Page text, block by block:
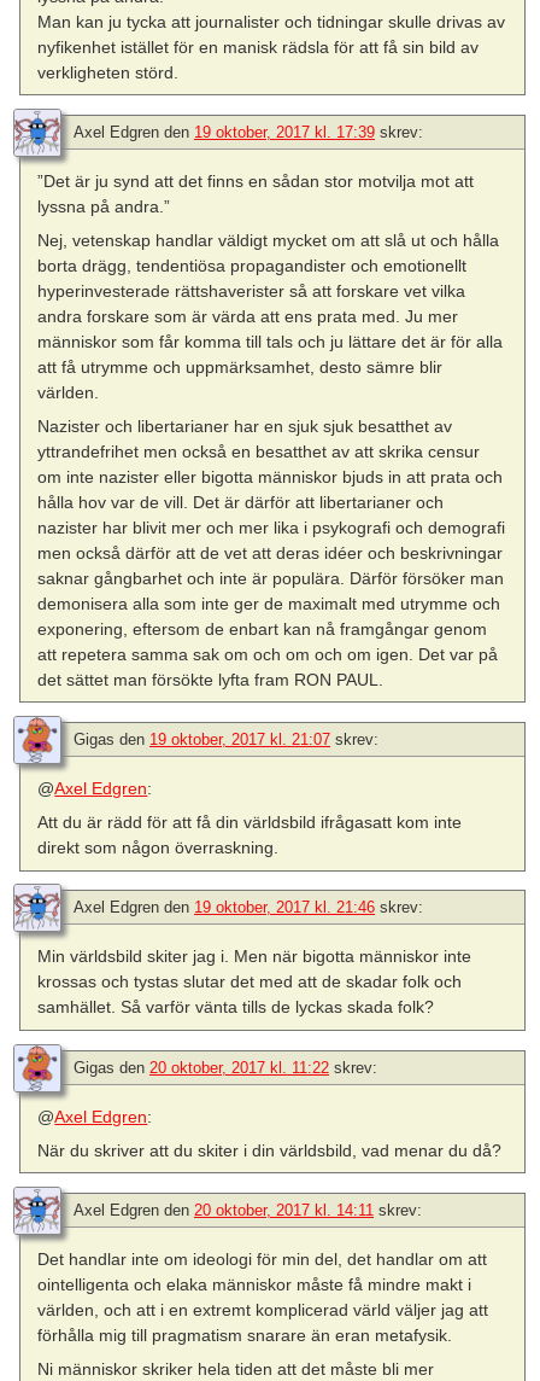
Man kan ju tycka att journalister och tidningar skulle drivas av
nyfikenhet istället för en manisk rädsla för att få sin bild av
verkligheten störd.
Axel Edgren den 19 oktober, 2017 kl. 17:39 skrev:
”Det är ju synd att det finns en sådan stor motvilja mot att
lyssna på andra.”
Nej, vetenskap handlar väldigt mycket om att slå ut och hålla
borta drägg, tendentiösa propagandister och emotionellt
hyperinvesterade rättshaverister så att forskare vet vilka
andra forskare som är värda att ens prata med. Ju mer
människor som får komma till tals och ju lättare det är för alla
att få utrymme och uppmärksamhet, desto sämre blir
världen.
Nazister och libertarianer har en sjuk sjuk besatthet av
yttrandefrihet men också en besatthet av att skrika censur
om inte nazister eller bigotta människor bjuds in att prata och
hålla hov var de vill. Det är därför att libertarianer och
nazister har blivit mer och mer lika i psykografi och demografi
men också därför att de vet att deras idéer och beskrivningar
saknar gångbarhet och inte är populära. Därför försöker man
demonisera alla som inte ger de maximalt med utrymme och
exponering, eftersom de enbart kan nå framgångar genom
att repetera samma sak om och om och om igen. Det var på
det sättet man försökte lyfta fram RON PAUL.
Gigas den 19 oktober, 2017 kl. 21:07 skrev:
@Axel Edgren:
Att du är rädd för att få din världsbild ifrågasatt kom inte
direkt som någon överraskning.
Axel Edgren den 19 oktober, 2017 kl. 21:46 skrev:
Min världsbild skiter jag i. Men när bigotta människor inte
krossas och tystas slutar det med att de skadar folk och
samhället. Så varför vänta tills de lyckas skada folk?
Gigas den 20 oktober, 2017 kl. 11:22 skrev:
@Axel Edgren:
När du skriver att du skiter i din världsbild, vad menar du då?
Axel Edgren den 20 oktober, 2017 kl. 14:11 skrev:
Det handlar inte om ideologi för min del, det handlar om att
ointelligenta och elaka människor måste få mindre makt i
världen, och att i en extremt komplicerad värld väljer jag att
förhålla mig till pragmatism snarare än eran metafysik.
Ni människor skriker hela tiden att det måste bli mer